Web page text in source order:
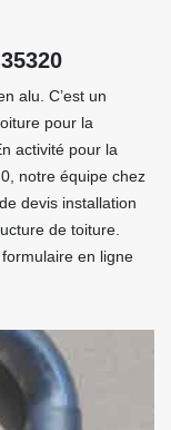
alu. C’est un
pour la
activité pour la
notre équipe chez
devis installation
de toiture.
en ligne